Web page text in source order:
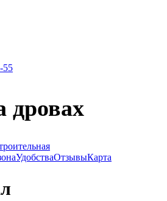
55
дровах
УдобстваОтзывыКарта